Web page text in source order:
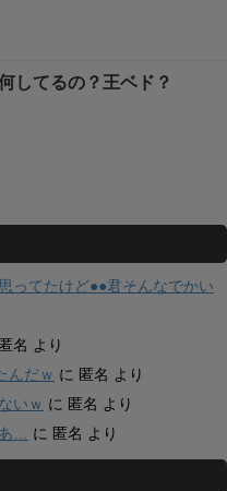
してるの？王ベド？
ってたけど●●君そんなでかい
匿名 より
んだｗ に 匿名 より
いｗ に 匿名 より
…
に 匿名 より